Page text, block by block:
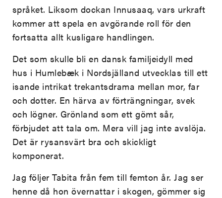
språket. Liksom dockan Innusaaq, vars urkraft
kommer att spela en avgörande roll för den
fortsatta allt kusligare handlingen.
Det som skulle bli en dansk familjeidyll med
hus i Humlebæk i Nordsjälland utvecklas till ett
isande intrikat trekantsdrama mellan mor, far
och dotter. En härva av förträngningar, svek
och lögner. Grönland som ett gömt sår,
förbjudet att tala om. Mera vill jag inte avslöja.
Det är rysansvärt bra och skickligt
komponerat.
Jag följer Tabita från fem till femton år. Jag ser
henne då hon övernattar i skogen, gömmer sig